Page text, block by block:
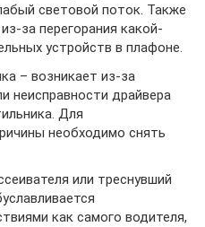
световой поток. Также
за перегорания какой-
устройств в плафоне.
– возникает из-за
неисправности драйвера
Для
необходимо снять
или треснувший
как самого водителя,